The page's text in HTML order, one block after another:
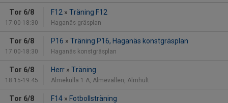
Tor 6/8
17:00-18:30
F12 » Träning F12
Haganäs gräsplan
Tor 6/8
17:00-18:30
P16 » Träning P16, Haganäs konstgräsplan
Haganäs konstgräsplan
Tor 6/8
18:15-19:45
Herr » Träning
Älmekulla 1 A, Älmevallen, Älmhult
Tor 6/8 F14 » Fotbollsträning